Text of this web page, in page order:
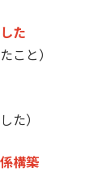
た
こと）
た）
構築